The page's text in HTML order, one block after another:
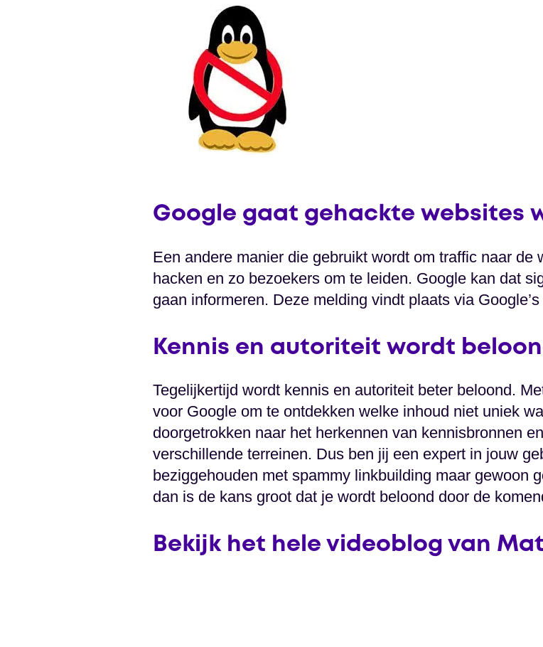
Google gaat gehackte websites
Een andere manier die gebruikt wordt om traffic naar de
hacken en zo bezoekers om te leiden. Google kan dat
gaan informeren. Deze melding vindt plaats via
Kennis en autoriteit wordt
Tegelijkertijd wordt kennis en autoriteit beter beloond.
voor Google om te ontdekken welke inhoud niet uniek
doorgetrokken naar het herkennen van kennisbronnen
verschillende terreinen. Dus ben jij een expert in jouw
beziggehouden met spammy linkbuilding maar gewoon
dan is de kans groot dat je wordt beloond door de
Bekijk het hele videoblog van